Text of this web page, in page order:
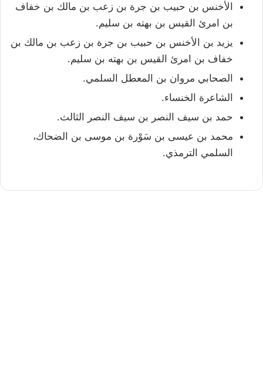
الأخنس بن حبيب بن جرة بن زعب بن مالك بن خفاف
بن امرئ القيس بن بهته بن سليم.
يزيد بن الأخنس بن حبيب بن جرة بن زعب بن مالك بن
خفاف بن امرئ القيس بن بهته بن سليم.
الصحابي مروان بن المعطل السلمي.
الشاعرة الخنساء.
حمد بن سيف النصر بن سيف النصر الثالث.
محمد بن عيسى بن سَوْرة بن موسى بن الضحاك،
السلمي الترمذي.